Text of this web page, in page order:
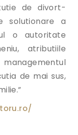
de divort-
solutionare a
o autoritate
atributiile
de mai sus,